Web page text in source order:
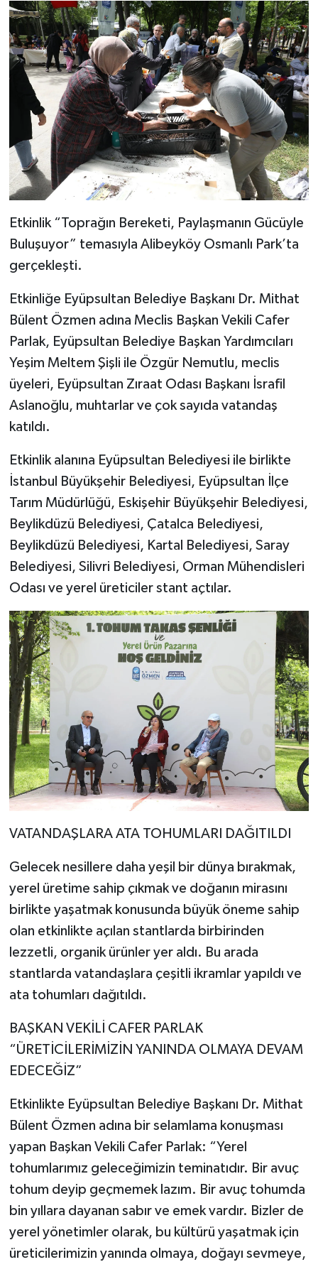
Etkinlik “Toprağın Bereketi, Paylaşmanın Gücüyle
Buluşuyor” temasıyla Alibeyköy Osmanlı Park’ta
gerçekleşti.
Etkinliğe Eyüpsultan Belediye Başkanı Dr. Mithat
Bülent Özmen adına Meclis Başkan Vekili Cafer
Parlak, Eyüpsultan Belediye Başkan Yardımcıları
Yeşim Meltem Şişli ile Özgür Nemutlu, meclis
üyeleri, Eyüpsultan Zıraat Odası Başkanı İsrafil
Aslanoğlu, muhtarlar ve çok sayıda vatandaş
katıldı.
Etkinlik alanına Eyüpsultan Belediyesi ile birlikte
İstanbul Büyükşehir Belediyesi, Eyüpsultan İlçe
Tarım Müdürlüğü, Eskişehir Büyükşehir Belediyesi,
Beylikdüzü Belediyesi, Çatalca Belediyesi,
Beylikdüzü Belediyesi, Kartal Belediyesi, Saray
Belediyesi, Silivri Belediyesi, Orman Mühendisleri
Odası ve yerel üreticiler stant açtılar.
VATANDAŞLARA ATA TOHUMLARI DAĞITILDI
Gelecek nesillere daha yeşil bir dünya bırakmak,
yerel üretime sahip çıkmak ve doğanın mirasını
birlikte yaşatmak konusunda büyük öneme sahip
olan etkinlikte açılan stantlarda birbirinden
lezzetli, organik ürünler yer aldı. Bu arada
stantlarda vatandaşlara çeşitli ikramlar yapıldı ve
ata tohumları dağıtıldı.
BAŞKAN VEKİLİ CAFER PARLAK
“ÜRETİCİLERİMİZİN YANINDA OLMAYA DEVAM
EDECEĞİZ”
Etkinlikte Eyüpsultan Belediye Başkanı Dr. Mithat
Bülent Özmen adına bir selamlama konuşması
yapan Başkan Vekili Cafer Parlak: “Yerel
tohumlarımız geleceğimizin teminatıdır. Bir avuç
tohum deyip geçmemek lazım. Bir avuç tohumda
bin yıllara dayanan sabır ve emek vardır. Bizler de
yerel yönetimler olarak, bu kültürü yaşatmak için
üreticilerimizin yanında olmaya, doğayı sevmeye,